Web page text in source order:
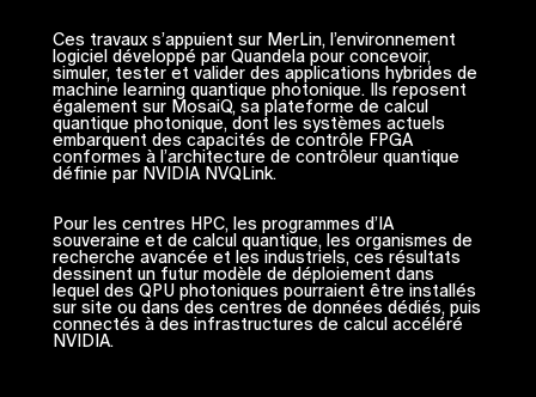
Ces travaux s’appuient sur MerLin, l’environnement
logiciel développé par Quandela pour concevoir,
simuler, tester et valider des applications hybrides de
machine learning quantique photonique. Ils reposent
également sur MosaiQ, sa plateforme de calcul
quantique photonique, dont les systèmes actuels
embarquent des capacités de contrôle FPGA
conformes à l’architecture de contrôleur quantique
définie par NVIDIA NVQLink.
Pour les centres HPC, les programmes d’IA
souveraine et de calcul quantique, les organismes de
recherche avancée et les industriels, ces résultats
dessinent un futur modèle de déploiement dans
lequel des QPU photoniques pourraient être installés
sur site ou dans des centres de données dédiés, puis
connectés à des infrastructures de calcul accéléré
NVIDIA.